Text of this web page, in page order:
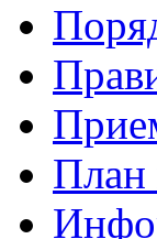
План